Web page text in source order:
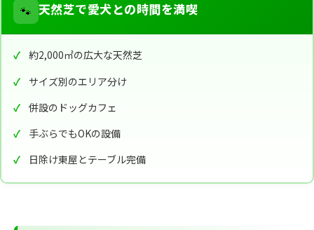
🐾 天然芝で愛犬との時間を満喫
約2,000㎡の広大な天然芝
サイズ別のエリア分け
併設のドッグカフェ
手ぶらでもOKの設備
日除け東屋とテーブル完備